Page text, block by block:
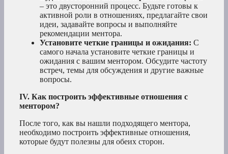
– это двусторонний процесс. Будьте готовы к
активной роли в отношениях, предлагайте свои
идеи, задавайте вопросы и выполняйте
рекомендации ментора.
Установите четкие границы и ожидания: С
самого начала установите четкие границы и
ожидания с вашим ментором. Обсудите частоту
встреч, темы для обсуждения и другие важные
вопросы.
IV. Как построить эффективные отношения с
ментором?
После того, как вы нашли подходящего ментора,
необходимо построить эффективные отношения,
которые будут полезны для обеих сторон.